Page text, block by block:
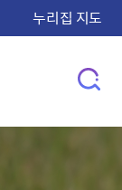
누리집 지도